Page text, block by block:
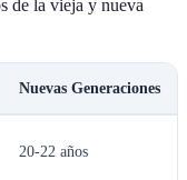
de la vieja y nueva
Nuevas Generaciones
20-22 años